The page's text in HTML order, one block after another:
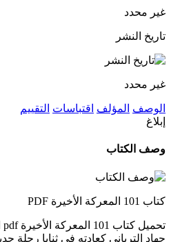
غير محدد
تاريخ النشر
غير محدد
الوصف المؤلف اقتباسات التقييم
إبلاغ
وصف الكتاب
كتاب 101 المعركة الأخيرة PDF
جهاد الترباني كعادته في ثنايا رحلة